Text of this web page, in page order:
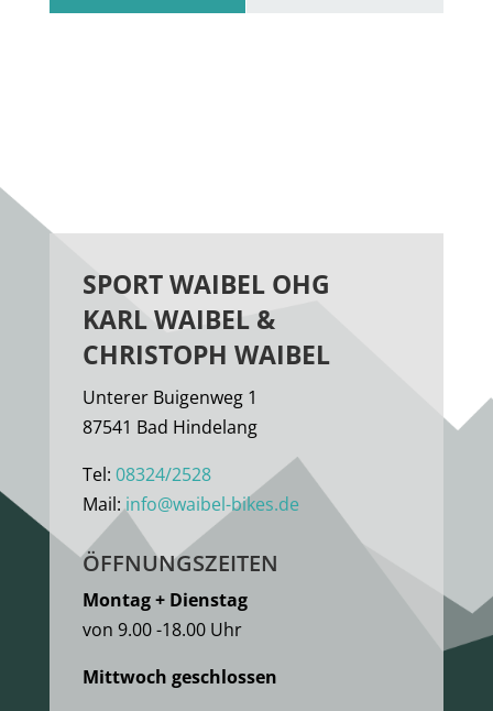
SPORT WAIBEL OHG
KARL WAIBEL &
CHRISTOPH WAIBEL
Unterer Buigenweg 1
87541 Bad Hindelang
Tel: 08324/2528
Mail:info@waibel-bikes.de
ÖFFNUNGSZEITEN
Montag + Dienstag
von 9.00 -18.00 Uhr
Mittwoch geschlossen